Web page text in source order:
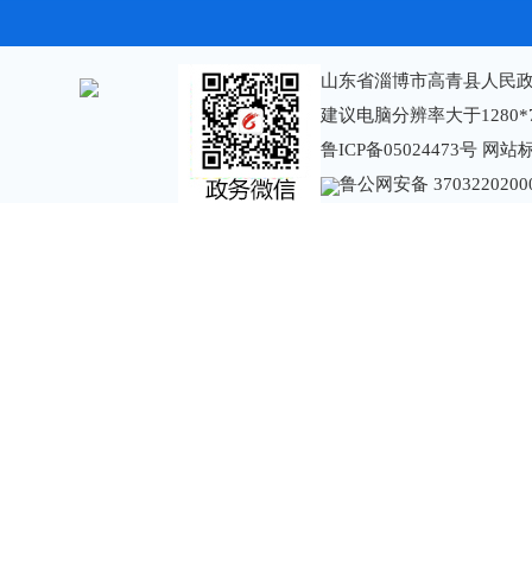
山东省淄博市高青县人民
建议电脑分辨率大于
鲁ICP备05024473号 网站
鲁公网安备